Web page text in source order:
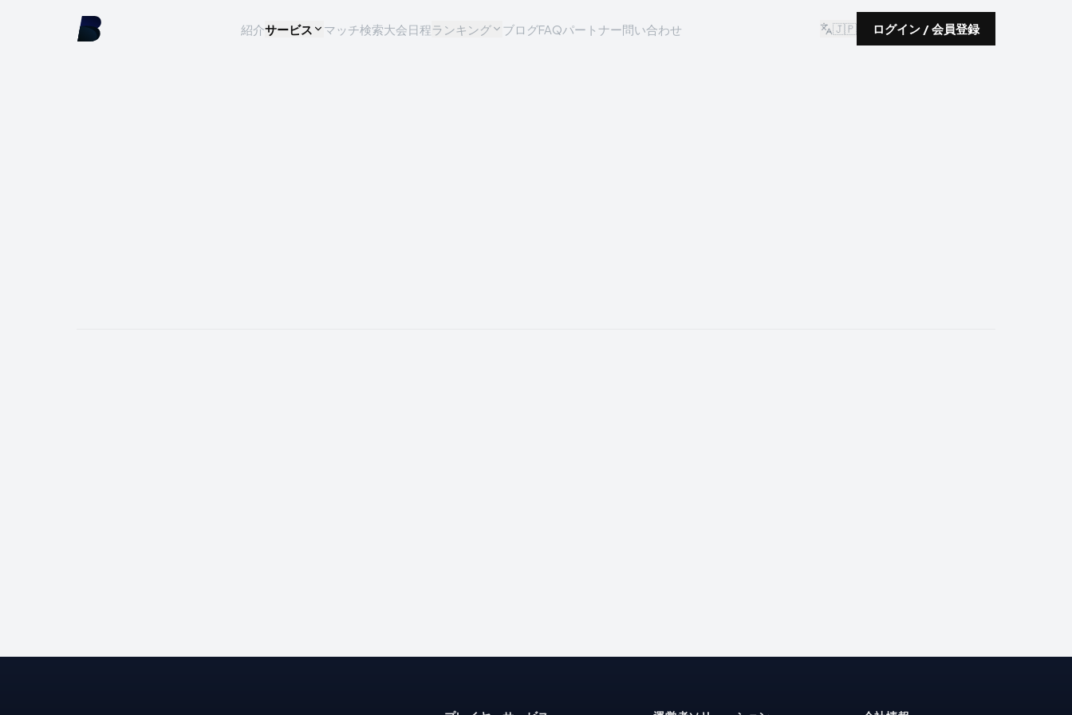
紹介サービス マッチ検索大会日程ランキング ブログFAQパートナー問い合わせ 🇯🇵 ログイン / 会員登録